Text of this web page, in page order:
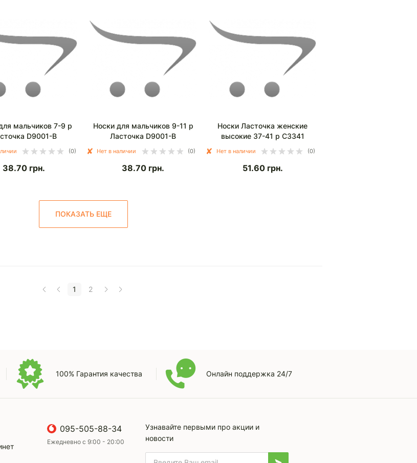
мальчиков 7-9 р
D9001-B
(0)
38.70 грн.
Носки для мальчиков 9-11 р
Ласточка D9001-B
Нет в наличии (0)
38.70 грн.
Носки Ласточка женские
высокие 37-41 р С3341
Нет в наличии (0)
51.60 грн.
ПОКАЗАТЬ ЕЩЕ
1 2
100% Гарантия качества Онлайн поддержка 24/7
095-505-88-34
Ежедневно с 9:00 - 20:00
Узнавайте первыми про акции и
новости